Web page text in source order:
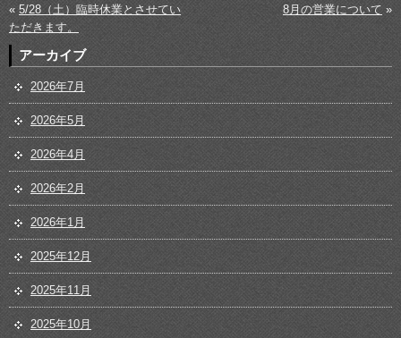
« 5/28（土）臨時休業とさせてい
ただきます。
8月の営業について »
アーカイブ
2026年7月
2026年5月
2026年4月
2026年2月
2026年1月
2025年12月
2025年11月
2025年10月